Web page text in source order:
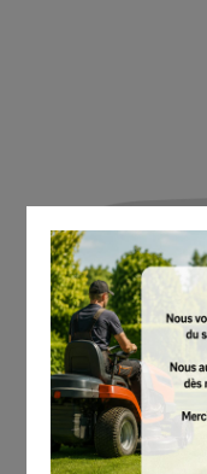
Pas du pignon de renvoi
9,32mm/3/8"